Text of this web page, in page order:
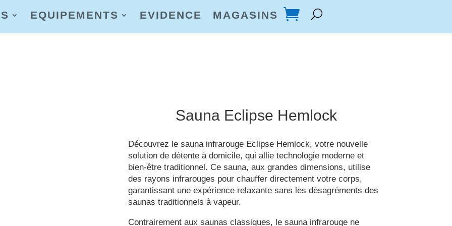
EQUIPEMENTS EVIDENCE MAGASINS
Sauna Eclipse Hemlock
Découvrez le sauna infrarouge Eclipse Hemlock, votre nouvelle
solution de détente à domicile, qui allie technologie moderne et
bien-être traditionnel. Ce sauna, aux grandes dimensions, utilise
des rayons infrarouges pour chauffer directement votre corps,
garantissant une expérience relaxante sans les désagréments des
saunas traditionnels à vapeur.
Contrairement aux saunas classiques, le sauna infrarouge ne